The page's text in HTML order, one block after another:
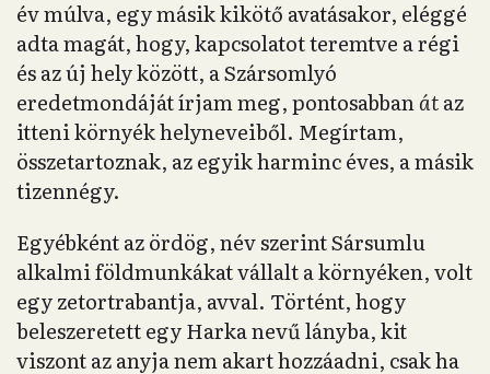
év múlva, egy másik kikötő avatásakor, eléggé
adta magát, hogy, kapcsolatot teremtve a régi
és az új hely között, a Szársomlyó
eredetmondáját írjam meg, pontosabbanátaz
itteni környék helyneveiből. Megírtam,
összetartoznak, az egyik harminc éves, a másik
tizennégy.
Egyébként az ördög, név szerint Sársumlu
alkalmi földmunkákat vállalt a környéken, volt
egy zetortrabantja, avval. Történt, hogy
beleszeretett egy Harka nevű lányba, kit
viszont az anyja nem akart hozzáadni, csak ha